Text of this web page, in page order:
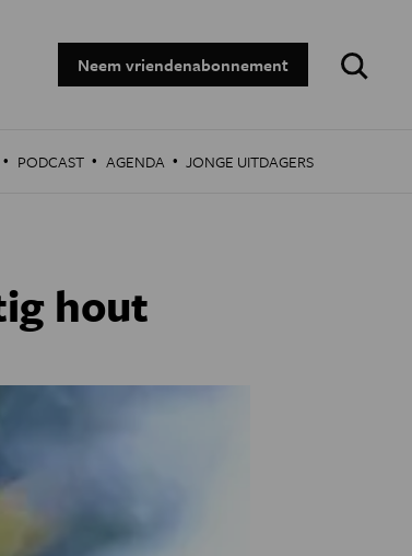
Neem vriendenabonnement
Zoeken:
· PODCAST · AGENDA · JONGE UITDAGERS
hout